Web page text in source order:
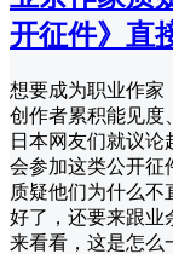
开征件》直
想要成为职业作家
创作者累积能见度
日本网友们就议
会参加这类公开征
质疑他们为什么不
好了，还要来跟业
来看看，这是怎么